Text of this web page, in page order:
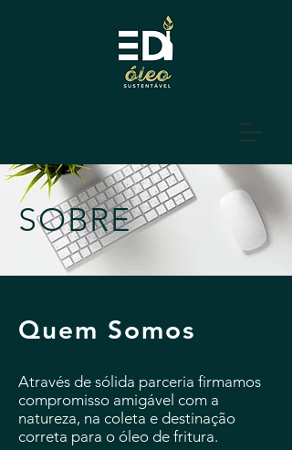
SOBRE
Quem Somos
Através de sólida parceria firmamos
compromisso amigável com a
natureza, na coleta e destinação
correta para o óleo de fritura.